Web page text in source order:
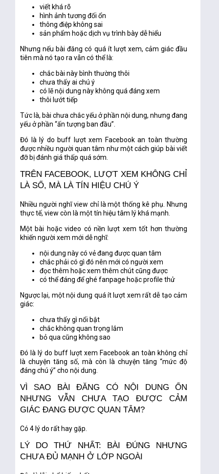
viết khá rõ
hình ảnh tương đối ổn
thông điệp không sai
sản phẩm hoặc dịch vụ trình bày dễ hiểu
Nhưng nếu bài đăng có quá ít lượt xem, cảm giác đầu
tiên mà nó tạo ra vẫn có thể là:
chắc bài này bình thường thôi
chưa thấy ai chú ý
có lẽ nội dung này không quá đáng xem
thôi lướt tiếp
Tức là, bài chưa chắc yếu ở phần nội dung, nhưng đang
yếu ở phần “ấn tượng ban đầu”.
Đó là lý do buff lượt xem Facebook an toàn thường
được nhiều người quan tâm như một cách giúp bài viết
đỡ bị đánh giá thấp quá sớm.
TRÊN FACEBOOK, LƯỢT XEM KHÔNG CHỈ
LÀ SỐ, MÀ LÀ TÍN HIỆU CHÚ Ý
Nhiều người nghĩ view chỉ là một thống kê phụ. Nhưng
thực tế, view còn là một tín hiệu tâm lý khá mạnh.
Một bài hoặc video có nền lượt xem tốt hơn thường
khiến người xem mới dễ nghĩ:
nội dung này có vẻ đang được quan tâm
chắc phải có gì đó nên mới có người xem
đọc thêm hoặc xem thêm chút cũng được
có thể đáng để ghé fanpage hoặc profile thử
Ngược lại, một nội dung quá ít lượt xem rất dễ tạo cảm
giác:
chưa thấy gì nổi bật
chắc không quan trọng lắm
bỏ qua cũng không sao
Đó là lý do buff lượt xem Facebook an toàn không chỉ
là chuyện tăng số, mà còn là chuyện tăng “mức độ
đáng chú ý” cho nội dung.
VÌ SAO BÀI ĐĂNG CÓ NỘI DUNG ỔN
NHƯNG VẪN CHƯA TẠO ĐƯỢC CẢM
GIÁC ĐANG ĐƯỢC QUAN TÂM?
Có 4 lý do rất hay gặp.
LÝ DO THỨ NHẤT: BÀI ĐÚNG NHƯNG
CHƯA ĐỦ MẠNH Ở LỚP NGOÀI